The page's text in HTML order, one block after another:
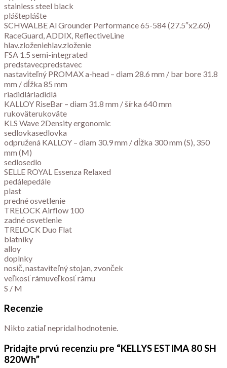
stainless steel black
plášteplášte
SCHWALBE Al Grounder Performance 65-584 (27.5″x2.60)
RaceGuard, ADDIX, ReflectiveLine
hlav.zloženiehlav.zloženie
FSA 1.5 semi-integrated
predstavecpredstavec
nastaviteľný PROMAX a-head – diam 28.6 mm / bar bore 31.8
mm / dĺžka 85 mm
riadidláriadidlá
KALLOY RiseBar – diam 31.8 mm / šírka 640 mm
rukoväterukoväte
KLS Wave 2Density ergonomic
sedlovkasedlovka
odpružená KALLOY – diam 30.9 mm / dĺžka 300 mm (S), 350
mm (M)
sedlosedlo
SELLE ROYAL Essenza Relaxed
pedálepedále
plast
predné osvetlenie
TRELOCK Airflow 100
zadné osvetlenie
TRELOCK Duo Flat
blatníky
alloy
doplnky
nosič, nastaviteľný stojan, zvonček
veľkosť rámuveľkosť rámu
S / M
Recenzie
Nikto zatiaľ nepridal hodnotenie.
Pridajte prvú recenziu pre “KELLYS ESTIMA 80 SH
820Wh”